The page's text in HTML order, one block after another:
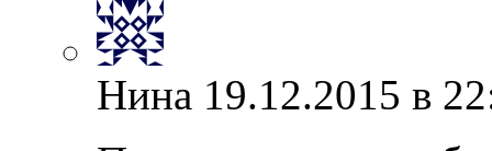
Нина 19.12.2015 в